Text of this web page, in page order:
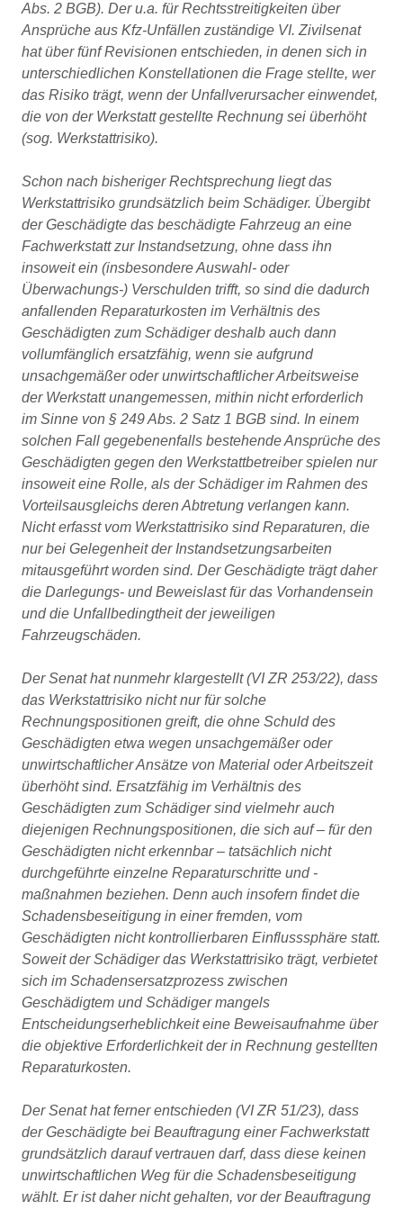
Abs. 2 BGB). Der u.a. für Rechtsstreitigkeiten über
Ansprüche aus Kfz-Unfällen zuständige VI. Zivilsenat
hat über fünf Revisionen entschieden, in denen sich in
unterschiedlichen Konstellationen die Frage stellte, wer
das Risiko trägt, wenn der Unfallverursacher einwendet,
die von der Werkstatt gestellte Rechnung sei überhöht
(sog. Werkstattrisiko).
Schon nach bisheriger Rechtsprechung liegt das
Werkstattrisiko grundsätzlich beim Schädiger. Übergibt
der Geschädigte das beschädigte Fahrzeug an eine
Fachwerkstatt zur Instandsetzung, ohne dass ihn
insoweit ein (insbesondere Auswahl- oder
Überwachungs-) Verschulden trifft, so sind die dadurch
anfallenden Reparaturkosten im Verhältnis des
Geschädigten zum Schädiger deshalb auch dann
vollumfänglich ersatzfähig, wenn sie aufgrund
unsachgemäßer oder unwirtschaftlicher Arbeitsweise
der Werkstatt unangemessen, mithin nicht erforderlich
im Sinne von § 249 Abs. 2 Satz 1 BGB sind. In einem
solchen Fall gegebenenfalls bestehende Ansprüche des
Geschädigten gegen den Werkstattbetreiber spielen nur
insoweit eine Rolle, als der Schädiger im Rahmen des
Vorteilsausgleichs deren Abtretung verlangen kann.
Nicht erfasst vom Werkstattrisiko sind Reparaturen, die
nur bei Gelegenheit der Instandsetzungsarbeiten
mitausgeführt worden sind. Der Geschädigte trägt daher
die Darlegungs- und Beweislast für das Vorhandensein
und die Unfallbedingtheit der jeweiligen
Fahrzeugschäden.
Der Senat hat nunmehr klargestellt (VI ZR 253/22), dass
das Werkstattrisiko nicht nur für solche
Rechnungspositionen greift, die ohne Schuld des
Geschädigten etwa wegen unsachgemäßer oder
unwirtschaftlicher Ansätze von Material oder Arbeitszeit
überhöht sind. Ersatzfähig im Verhältnis des
Geschädigten zum Schädiger sind vielmehr auch
diejenigen Rechnungspositionen, die sich auf – für den
Geschädigten nicht erkennbar – tatsächlich nicht
durchgeführte einzelne Reparaturschritte und -
maßnahmen beziehen. Denn auch insofern findet die
Schadensbeseitigung in einer fremden, vom
Geschädigten nicht kontrollierbaren Einflusssphäre statt.
Soweit der Schädiger das Werkstattrisiko trägt, verbietet
sich im Schadensersatzprozess zwischen
Geschädigtem und Schädiger mangels
Entscheidungserheblichkeit eine Beweisaufnahme über
die objektive Erforderlichkeit der in Rechnung gestellten
Reparaturkosten.
Der Senat hat ferner entschieden (VI ZR 51/23), dass
der Geschädigte bei Beauftragung einer Fachwerkstatt
grundsätzlich darauf vertrauen darf, dass diese keinen
unwirtschaftlichen Weg für die Schadensbeseitigung
wählt. Er ist daher nicht gehalten, vor der Beauftragung